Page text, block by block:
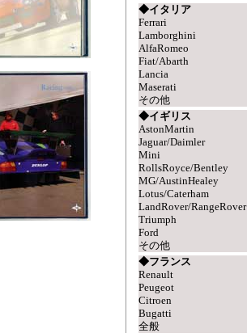
◆イタリア
Ferrari
Lamborghini
AlfaRomeo
Fiat/Abarth
Lancia
Maserati
その他
◆イギリス
AstonMartin
Jaguar/Daimler
Mini
RollsRoyce/Bentley
MG/AustinHealey
Lotus/Caterham
LandRover/RangeRover
Triumph
Ford
その他
◆フランス
Renault
Peugeot
Citroen
Bugatti
全般